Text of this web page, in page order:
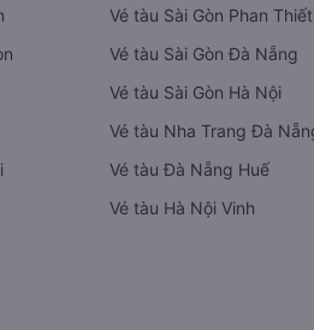
Vé tàu Sài Gòn Phan Thiết
Vé tàu Sài Gòn Đà Nẵng
Vé tàu Sài Gòn Hà Nội
Vé tàu Nha Trang Đà
Vé tàu Đà Nẵng Huế
Vé tàu Hà Nội Vinh